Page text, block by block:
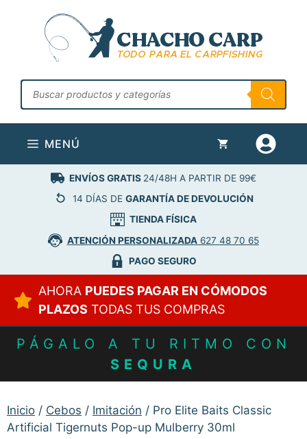
contenido
Búsqueda
de
productos
MENÚ
ENVÍOS GRATIS 24/48H A PARTIR DE 99€
14 DÍAS DE GARANTÍA DE DEVOLUCIÓN
TIENDA FÍSICA
ATENCIÓN PERSONALIZADA627 48 70 65
PAGO SEGURO
AHORA PUEDES PAGAR EN CÓMODOS
PLAZOS TODAS TUS COMPRAS
PÁGALO A TU RITMO CON
SEQURA
Inicio / Cebos / Imitación / Pro Elite Baits Classic
Artificial Tigernuts Pop-up Mulberry 30ml